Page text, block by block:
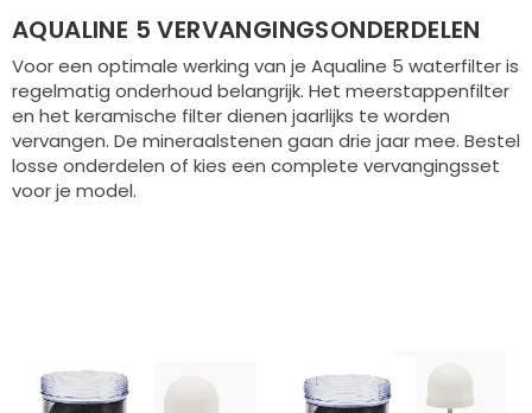
AQUALINE 5 VERVANGINGSONDERDELEN
Voor een optimale werking van je Aqualine 5 waterfilter is
regelmatig onderhoud belangrijk. Het meerstappenfilter
en het keramische filter dienen jaarlijks te worden
vervangen. De mineraalstenen gaan drie jaar mee. Bestel
losse onderdelen of kies een complete vervangingsset
voor je model.